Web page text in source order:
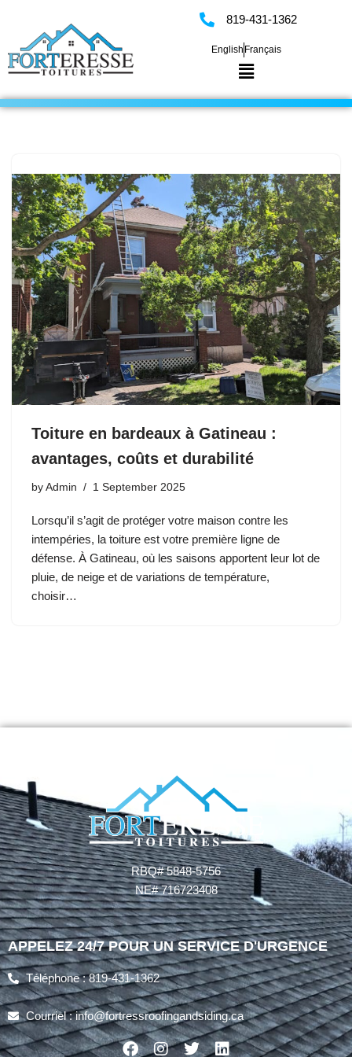
Skip
to
content
819-431-1362
English Français
Toiture en bardeaux à Gatineau :
avantages, coûts et durabilité
by Admin 1 September 2025
Lorsqu’il s’agit de protéger votre maison contre les
intempéries, la toiture est votre première ligne de
défense. À Gatineau, où les saisons apportent leur lot de
pluie, de neige et de variations de température,
choisir…
RBQ# 5848-5756
NE# 716723408
APPELEZ 24/7 POUR UN SERVICE D'URGENCE
Téléphone : 819-431-1362
Courriel : info@fortressroofingandsiding.ca